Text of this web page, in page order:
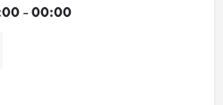
- 00:00